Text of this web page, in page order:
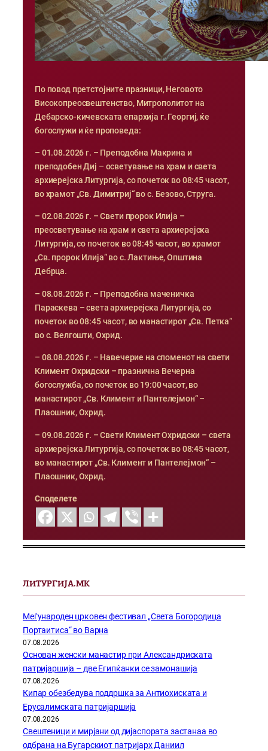
По повод претстојните празници, Неговото
Високопреосвештенство, Митрополитот на
Дебарско-кичевската епархија г. Георгиј, ќе
богослужи и ќе проповеда:
– 01.08.2026 г. – Преподобна Макрина и
преподобен Диј – осветување на храм и света
архиерејска Литургија, со почеток во 08:45 часот,
во храмот „Св. Димитриј“ во с. Безово, Струга.
– 02.08.2026 г. – Свети пророк Илија –
преосветување на храм и света архиерејска
Литургија, со почеток во 08:45 часот, во храмот
„Св. пророк Илија“ во с. Лактиње, Општина
Дебрца.
– 08.08.2026 г. – Преподобна маченичка
Параскева – света архиерејска Литургија, со
почеток во 08:45 часот, во манастирот „Св. Петка“
во с. Велгошти, Охрид.
– 08.08.2026 г. – Навечерие на споменот на свети
Климент Охридски – празнична Вечерна
богослужба, со почеток во 19:00 часот, во
манастирот „Св. Климент и Пантелејмон“ –
Плаошник, Охрид.
– 09.08.2026 г. – Свети Климент Охридски – света
архиерејска Литургија, со почеток во 08:45 часот,
во манастирот „Св. Климент и Пантелејмон“ –
Плаошник, Охрид.
Споделете
ЛИТУРГИЈА.МК
Меѓународен црковен фестивал „Света Богородица
Портаитиса“ во Варна
07.08.2026
Основан женски манастир при Александриската
патријаршија – две Египќанки се замонашија
07.08.2026
Кипар обезбедува поддршка за Антиохиската и
Ерусалимската патријаршија
07.08.2026
Свештеници и мирјани од дијаспората застанаа во
одбрана на Бугарскиот патријарх Даниил